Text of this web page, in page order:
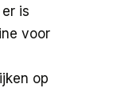
is
voor
op